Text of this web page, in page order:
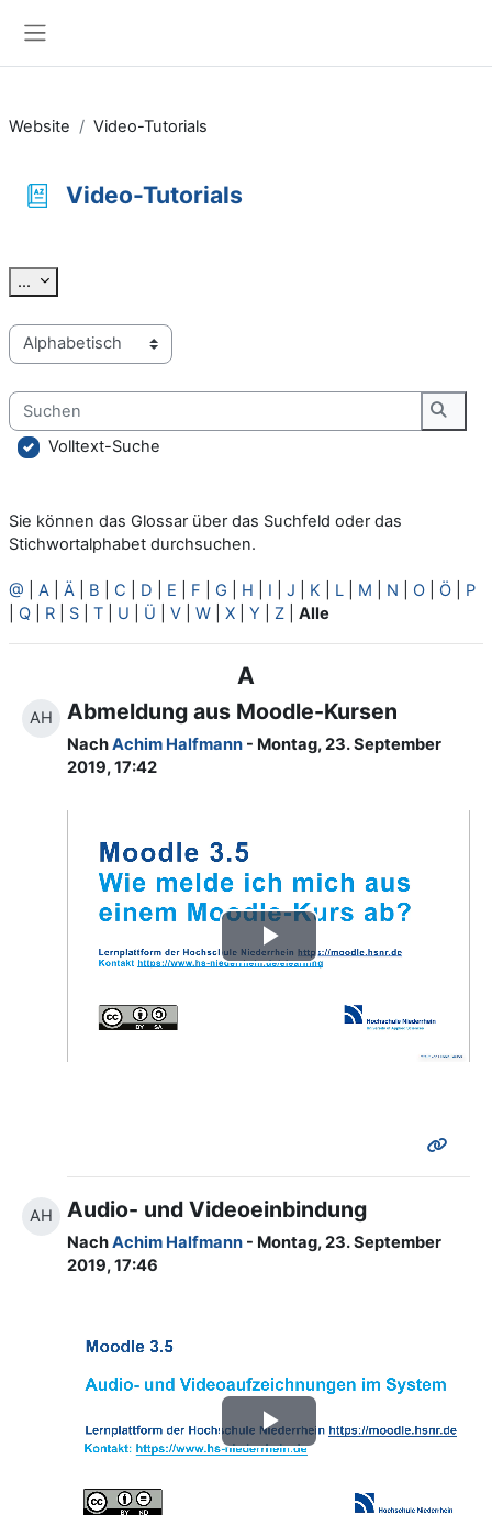
Website Video-Tutorials
Video-Tutorials
... Einträge exportieren
Sie können das Glossar über das Suchfeld oder das
Suchen
Volltext-Suche
Sie können das Glossar über das Suchfeld oder das
Stichwortalphabet durchsuchen.
@ A Ä B C D E F G H I J K L M N O Ö
P
Q R S T U Ü V W X Y Z Alle
A
AH Abmeldung aus Moodle-Kursen
NachAchim Halfmann - Montag, 23. September
2019, 17:42
Video
abspielen
AH Audio- und Videoeinbindung
NachAchim Halfmann - Montag, 23. September
2019, 17:46
Video
abspielen